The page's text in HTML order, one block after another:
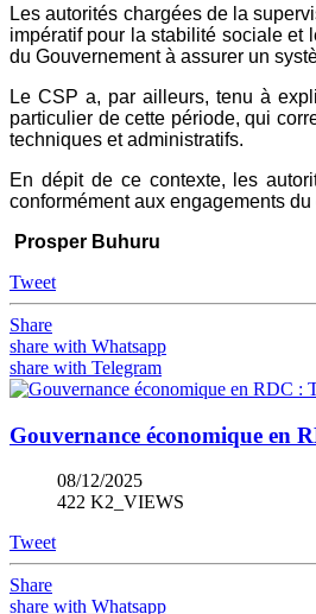
Les autorités chargées de la
impératif pour la stabilité sociale et
du Gouvernement à assurer un
Le CSP a, par ailleurs, tenu à
particulier de cette période, qui
techniques et administratifs.
En dépit de ce contexte, les
conformément aux engagements
Prosper Buhuru
Tweet
Share
share with Whatsapp
share with Telegram
Gouvernance économique en
08/12/2025
422 K2_VIEWS
Tweet
Share
share with Whatsapp